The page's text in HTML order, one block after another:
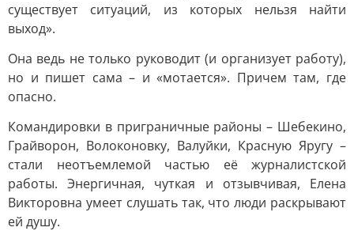
существует ситуаций, из которых нельзя найти
выход».
Она ведь не только руководит (и организует работу),
но и пишет сама – и «мотается». Причем там, где
опасно.
Командировки в приграничные районы – Шебекино,
Грайворон, Волоконовку, Валуйки, Красную Яругу –
стали неотъемлемой частью её журналистской
работы. Энергичная, чуткая и отзывчивая, Елена
Викторовна умеет слушать так, что люди раскрывают
ей душу.